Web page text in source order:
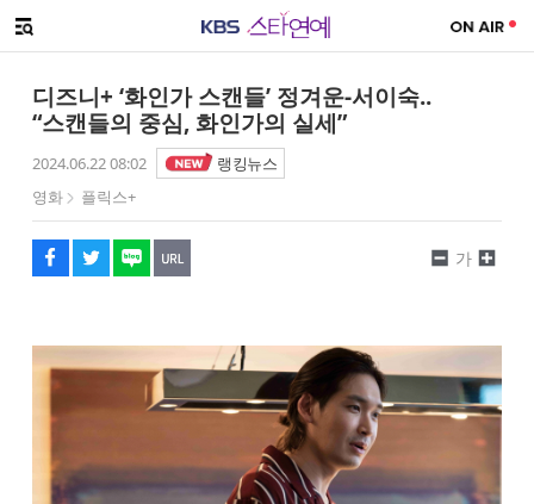
메뉴 열기
디즈니+ ‘화인가 스캔들’ 정겨운-서이숙..
“스캔들의 중심, 화인가의 실세”
2024.06.22 08:02
랭킹뉴스
영화
플릭스+
페이스북
트위터
네이버
URL복사
글씨 작게보기
가
글씨 크게보기
해시태그